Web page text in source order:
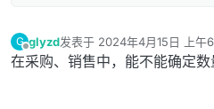
G
离线
glyzd发表于 2024年4月15日 上午
最后由 编辑
在采购、销售中，能不能确定数